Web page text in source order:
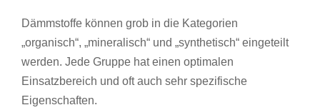
Dämmstoffe können grob in die Kategorien
„organisch“, „mineralisch“ und „synthetisch“ eingeteilt
werden. Jede Gruppe hat einen optimalen
Einsatzbereich und oft auch sehr spezifische
Eigenschaften.